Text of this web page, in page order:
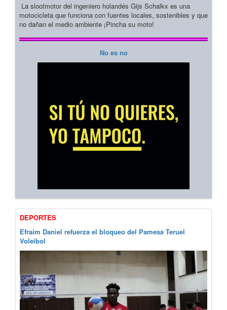
La slootmotor del ingeniero holandés Gijs Schalkx es una
motocicleta que funciona con fuentes locales, sostenibles y que
no dañan el medio ambiente ¡Pincha su moto!
No es no
DEPORTES
Efraim Daniel refuerza el bloqueo del Pamesa Teruel
Voleibol